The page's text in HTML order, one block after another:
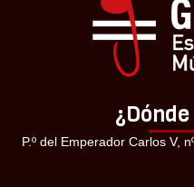
P.º del Emperador Carlos V,